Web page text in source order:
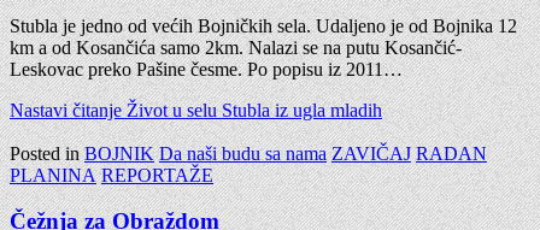
Stubla je jedno od većih Bojničkih sela. Udaljeno je od Bojnika 12
km a od Kosančića samo 2km. Nalazi se na putu Kosančić-
Leskovac preko Pašine česme. Po popisu iz 2011…
Nastavi čitanjeŽivot u selu Stubla iz ugla mladih
Posted inBOJNIK Da naši budu sa nama ZAVIČAJ RADAN
PLANINA REPORTAŽE
Čežnja za Obraždom